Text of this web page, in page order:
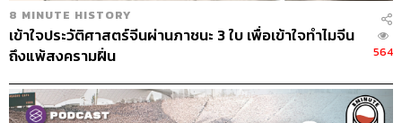
8 MINUTE HISTORY
เข้าใจประวัติศาสตร์จีนผ่านภาชนะ 3 ใบ เพื่อเข้าใจทำไมจีน
ถึงแพ้สงครามฝิ่น
564